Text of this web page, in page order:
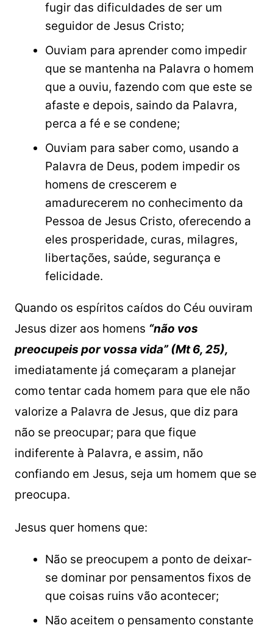
fugir das dificuldades de ser um
seguidor de Jesus Cristo;
Ouviam para aprender como impedir
que se mantenha na Palavra o homem
que a ouviu, fazendo com que este se
afaste e depois, saindo da Palavra,
perca a fé e se condene;
Ouviam para saber como, usando a
Palavra de Deus, podem impedir os
homens de crescerem e
amadurecerem no conhecimento da
Pessoa de Jesus Cristo, oferecendo a
eles prosperidade, curas, milagres,
libertações, saúde, segurança e
felicidade.
Quando os espíritos caídos do Céu ouviram
Jesus dizer aos homens “não vos
preocupeis por vossa vida” (Mt 6, 25),
imediatamente já começaram a planejar
como tentar cada homem para que ele não
valorize a Palavra de Jesus, que diz para
não se preocupar; para que fique
indiferente à Palavra, e assim, não
confiando em Jesus, seja um homem que se
preocupa.
Jesus quer homens que:
Não se preocupem a ponto de deixar-
se dominar por pensamentos fixos de
que coisas ruins vão acontecer;
Não aceitem o pensamento constante